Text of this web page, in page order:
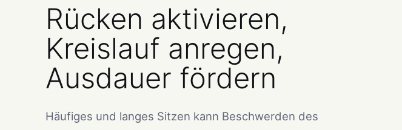
Rücken aktivieren,
Kreislauf anregen,
Ausdauer fördern
Häufiges und langes Sitzen kann Beschwerden des